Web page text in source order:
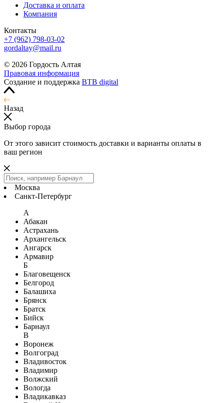
Доставка и оплата
Компания
Контакты
+7 (962) 798-03-02
gordaltay@mail.ru
© 2026 Гордость Алтая
Правовая информация
Создание и поддержка BTB digital
Назад
Выбор города
От этого зависит стоимость доставки и варианты оплаты в
ваш регион
Москва
Санкт-Петербург
А
Абакан
Астрахань
Архангельск
Ангарск
Армавир
Б
Благовещенск
Белгород
Балашиха
Брянск
Братск
Бийск
Барнаул
В
Воронеж
Волгоград
Владивосток
Владимир
Волжский
Вологда
Владикавказ